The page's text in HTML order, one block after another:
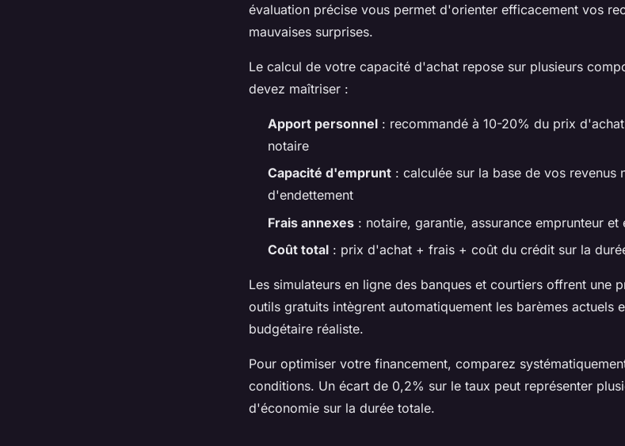
évaluation précise vous permet d'orienter efficacement vos
mauvaises surprises.
Le calcul de votre capacité d'achat repose sur plusieurs
devez maîtriser :
Apport personnel : recommandé à 10-20% du prix
notaire
Capacité d'emprunt : calculée sur la base de vos revenus
d'endettement
Frais annexes : notaire, garantie, assurance emprunteur et
Coût total : prix d'achat + frais + coût du crédit sur la
Les simulateurs en ligne des banques et courtiers offrent une
outils gratuits intègrent automatiquement les barèmes actuels
budgétaire réaliste.
Pour optimiser votre financement, comparez
conditions. Un écart de 0,2% sur le taux peut représenter
d'économie sur la durée totale.